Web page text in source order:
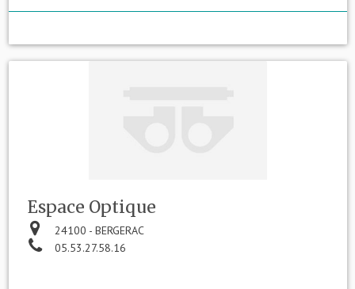
Espace Optique
24100 - BERGERAC
05.53.27.58.16